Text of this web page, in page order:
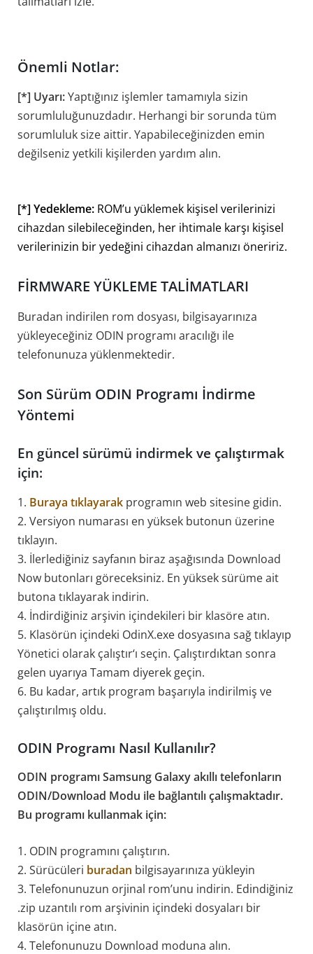
Önemli Notlar:
[*] Uyarı:Yaptığınız işlemler tamamıyla sizin
sorumluluğunuzdadır. Herhangi bir sorunda tüm
sorumluluk size aittir. Yapabileceğinizden emin
değilseniz yetkili kişilerden yardım alın.
[*] Yedekleme: ROM’u yüklemek kişisel verilerinizi
cihazdan silebileceğinden, her ihtimale karşı kişisel
verilerinizin bir yedeğini cihazdan almanızı öneririz.
FİRMWARE YÜKLEME TALİMATLARI
Buradan indirilen rom dosyası, bilgisayarınıza
yükleyeceğiniz ODIN programı aracılığı ile
telefonunuza yüklenmektedir.
Son Sürüm ODIN Programı İndirme
Yöntemi
En güncel sürümü indirmek ve çalıştırmak
için:
1. Buraya tıklayarak programın web sitesine gidin.
2. Versiyon numarası en yüksek butonun üzerine
tıklayın.
3. İlerlediğiniz sayfanın biraz aşağısında Download
Now butonları göreceksiniz. En yüksek sürüme ait
butona tıklayarak indirin.
4. İndirdiğiniz arşivin içindekileri bir klasöre atın.
5. Klasörün içindeki OdinX.exe dosyasına sağ tıklayıp
Yönetici olarak çalıştır‘ı seçin. Çalıştırdıktan sonra
gelen uyarıya Tamam diyerek geçin.
6. Bu kadar, artık program başarıyla indirilmiş ve
çalıştırılmış oldu.
ODIN Programı Nasıl Kullanılır?
ODIN programı Samsung Galaxy akıllı telefonların
ODIN/Download Modu ile bağlantılı çalışmaktadır.
Bu programı kullanmak için:
1. ODIN programını çalıştırın.
2. Sürücüleri buradan bilgisayarınıza yükleyin
3. Telefonunuzun orjinal rom’unu indirin. Edindiğiniz
.zip uzantılı rom arşivinin içindeki dosyaları bir
klasörün içine atın.
4. Telefonunuzu Download moduna alın.